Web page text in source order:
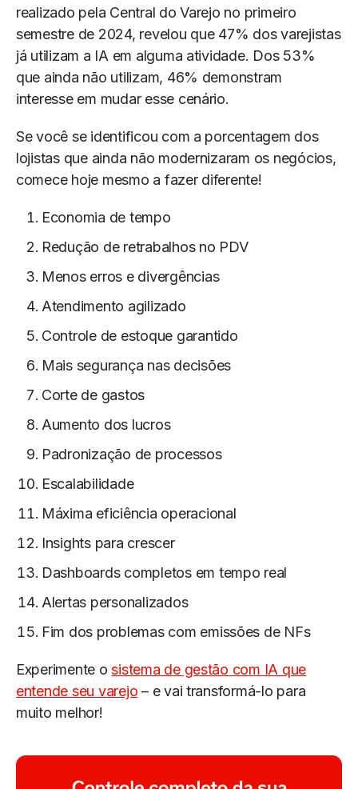
realizado pela Central do Varejo no primeiro
semestre de 2024, revelou que 47% dos varejistas
já utilizam a IA em alguma atividade. Dos 53%
que ainda não utilizam, 46% demonstram
interesse em mudar esse cenário.
Se você se identificou com a porcentagem dos
lojistas que ainda não modernizaram os negócios,
comece hoje mesmo a fazer diferente!
Economia de tempo
Redução de retrabalhos no PDV
Menos erros e divergências
Atendimento agilizado
Controle de estoque garantido
Mais segurança nas decisões
Corte de gastos
Aumento dos lucros
Padronização de processos
Escalabilidade
Máxima eficiência operacional
Insights para crescer
Dashboards completos em tempo real
Alertas personalizados
Fim dos problemas com emissões de NFs
Experimente osistema de gestão com IA que
entende seu varejo – e vai transformá-lo para
muito melhor!